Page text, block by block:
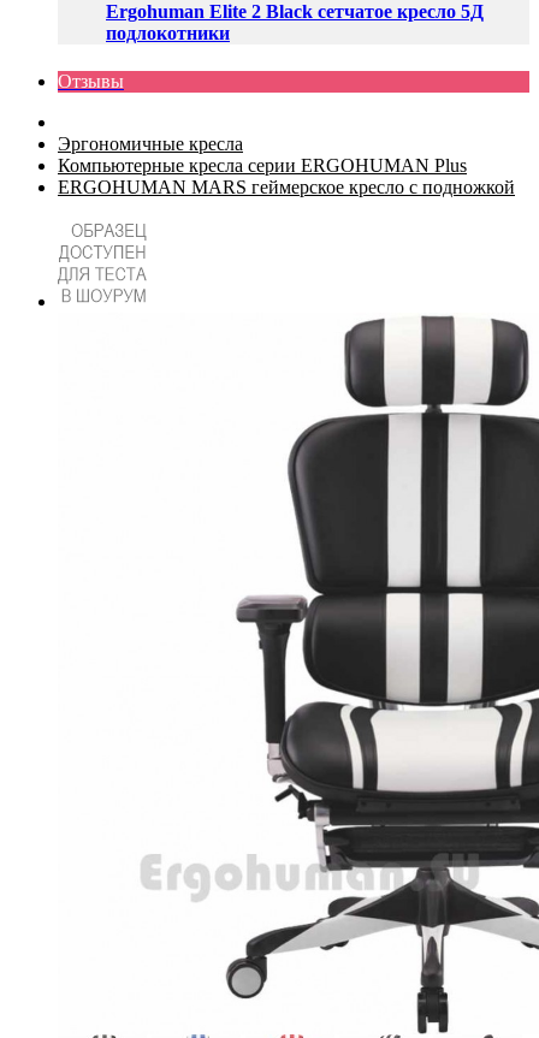
Ergohuman Elite 2 Black сетчатое кресло 5Д
подлокотники
Отзывы
Эргономичные кресла
Компьютерные кресла серии ERGOHUMAN Plus
ERGOHUMAN MARS геймерское кресло с подножкой